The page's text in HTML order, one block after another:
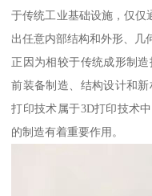
于传统工业基础设施，仅仅
出任意内部结构和外形、几
正因为相较于传统成形制
前装备制造、结构设计和
打印技术属于3D打印技术
的制造有着重要作用。